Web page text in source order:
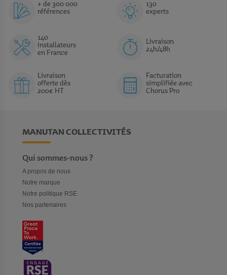
+ de 300 000
références
130
experts
140
installateurs
en France
Livraison
24h/48h
Livraison
offerte dès
200€ HT
Facturation
simplifiée avec
Chorus Pro
MANUTAN COLLECTIVITÉS
Qui sommes-nous ?
A propos de nous
Notre marque
Notre politique RSE
Nos partenaires